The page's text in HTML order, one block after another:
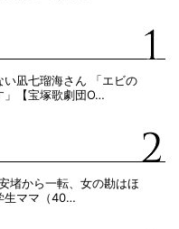
い凪七瑠海さん 「エビの
」【宝塚歌劇団O…
堵から一転、女の勘はほ
生ママ（40…